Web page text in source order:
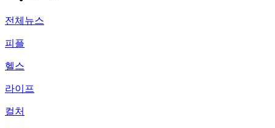
전체뉴스
피플
헬스
라이프
컬처